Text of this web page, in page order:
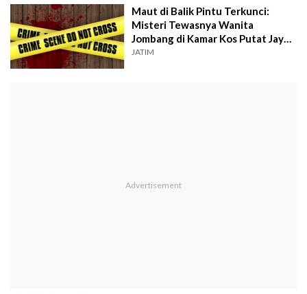
Maut di Balik Pintu Terkunci:
Misteri Tewasnya Wanita
Jombang di Kamar Kos Putat Jaya
Surabaya
JATIM